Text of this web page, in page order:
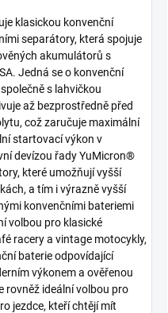
klasickou konvenční
separátory, která spojuje
akumulátorů s
Jedná se o konvenční
s lahvičkou
až bezprostředně před
což zaručuje maximální
startovací výkon v
devízou řady YuMicron®
které umožňují vyšší
a tím i výrazně vyšší
konvenčními bateriemi
volbou pro klasické
racery a vintage motocykly,
baterie odpovídající
výkonem a ověřenou
rovněž ideální volbou pro
jezdce, kteří chtějí mít